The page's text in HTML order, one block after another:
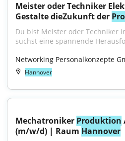
Meister oder Techniker
Gestalte dieZukunft der
Du bist Meister oder Techniker
suchst eine spannende
Networking Personalkonzepte
Hannover
Mechatroniker Produktion
(m/w/d) | Raum Hannover